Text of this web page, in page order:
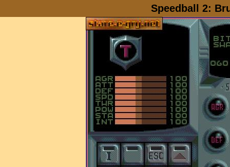
Speedball 2: